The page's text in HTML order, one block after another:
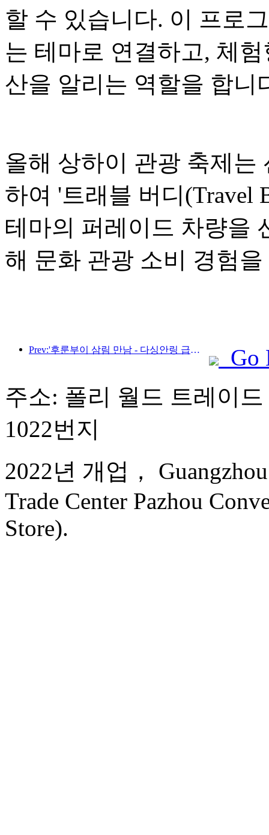
할 수 있습니다. 이 프로
는 테마로 연결하고, 체
산을 알리는 역할을 합니
올해 상하이 관광 축제는
하여 '트래블 버디(Travel
테마의 퍼레이드 차량을
해 문화 관광 소비 경험
Prev:'후룬부이 삼림 만남 - 다싱안링 급행열차 - 별빛 열차 - 천이 여행' 관광열차가 첫 운행을 시작합니다.
Go
주소: 폴리 월드 트레이
1022번지
2022년 개업，
Trade Center Pazhou
Store).